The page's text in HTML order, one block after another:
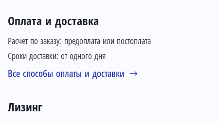
Оплата и доставка
Расчет по заказу: предоплата или постоплата
Сроки доставки: от одного дня
Все способы оплаты и доставки
Лизинг